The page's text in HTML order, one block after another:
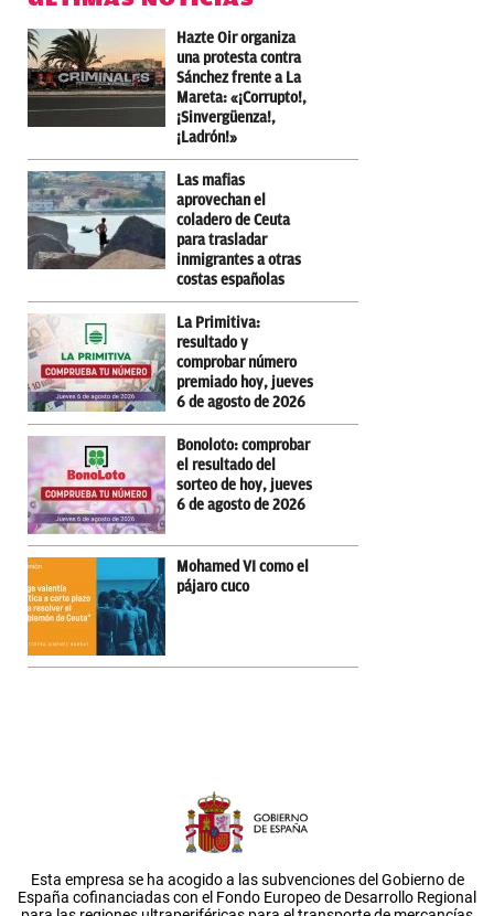
Hazte Oir organiza
una protesta contra
Sánchez frente a La
Mareta: «¡Corrupto!,
¡Sinvergüenza!,
¡Ladrón!»
Las mafias
aprovechan el
coladero de Ceuta
para trasladar
inmigrantes a otras
costas españolas
La Primitiva:
resultado y
comprobar número
premiado hoy, jueves
6 de agosto de 2026
Bonoloto: comprobar
el resultado del
sorteo de hoy, jueves
6 de agosto de 2026
Mohamed VI como el
pájaro cuco
Esta empresa se ha acogido a las subvenciones del Gobierno de
España cofinanciadas con el Fondo Europeo de Desarrollo Regional